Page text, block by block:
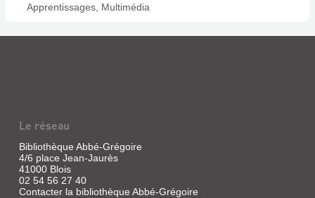
Apprentissages, Multimédia
Le réseau
Bibliothèque Abbé-Grégoire
4/6 place Jean-Jaurès
41000 Blois
02 54 56 27 40
Contacter la bibliothèque Abbé-Grégoire